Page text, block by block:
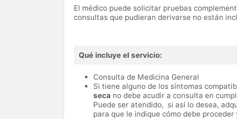
El médico puede solicitar pruebas
consultas que pudieran derivarse no están
Qué incluye el servicio:
Consulta de Medicina General
Si tiene alguno de los síntomas
seca no debe acudir a consulta en
Puede ser atendido, si así lo desea,
para que le indique cómo debe proceder